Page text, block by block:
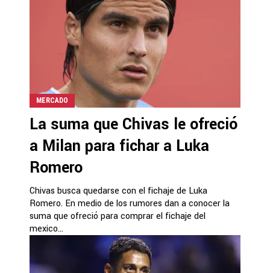
MERCADO
La suma que Chivas le ofreció
a Milan para fichar a Luka
Romero
Chivas busca quedarse con el fichaje de Luka
Romero. En medio de los rumores dan a conocer la
suma que ofreció para comprar el fichaje del
mexico...